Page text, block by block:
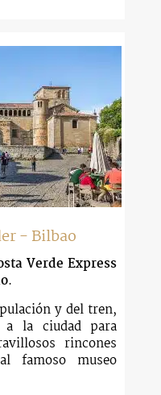
- Bilbao
Verde Express
.
y del tren,
a la ciudad para
rincones
famoso museo